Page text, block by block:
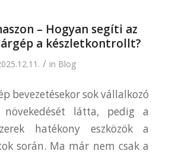
– Hogyan segíti az
a készletkontrollt?
/ in Blog
bevezetésekor sok vállalkozó
látta, pedig a
hatékony eszközök a
során. Ma már nem csak a